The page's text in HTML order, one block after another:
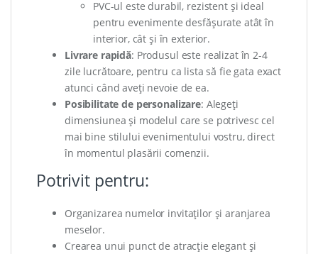
PVC-ul este durabil, rezistent și ideal
pentru evenimente desfășurate atât în
interior, cât și în exterior.
Livrare rapidă: Produsul este realizat în 2-4
zile lucrătoare, pentru ca lista să fie gata exact
atunci când aveți nevoie de ea.
Posibilitate de personalizare: Alegeți
dimensiunea și modelul care se potrivesc cel
mai bine stilului evenimentului vostru, direct
în momentul plasării comenzii.
Potrivit pentru:
Organizarea numelor invitaților și aranjarea
meselor.
Crearea unui punct de atracție elegant și